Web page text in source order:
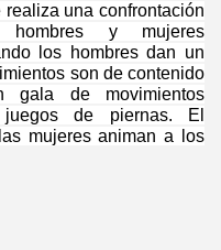
una confrontación
y mujeres
los hombres dan un
son de contenido
gala de movimientos
juegos de piernas. El
mujeres animan a los